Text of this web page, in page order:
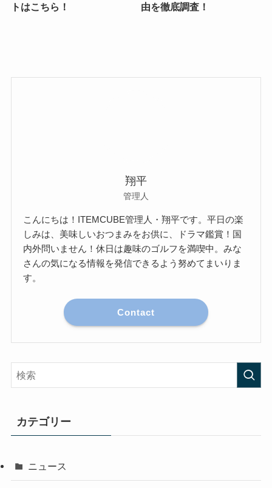
トはこちら！ 由を徹底調査！
翔平
管理人
こんにちは！ITEMCUBE管理人・翔平です。平日の楽
しみは、美味しいおつまみをお供に、ドラマ鑑賞！国
内外問いません！休日は趣味のゴルフを満喫中。みな
さんの気になる情報を発信できるよう努めてまいりま
す。
Contact
カテゴリー
ニュース